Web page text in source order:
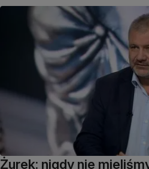
Żurek: nigdy nie